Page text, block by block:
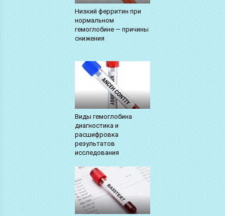
Низкий ферритин при
нормальном
гемоглобине — причины
снижения
Виды гемоглобина
диагностика и
расшифровка
результатов
исследования